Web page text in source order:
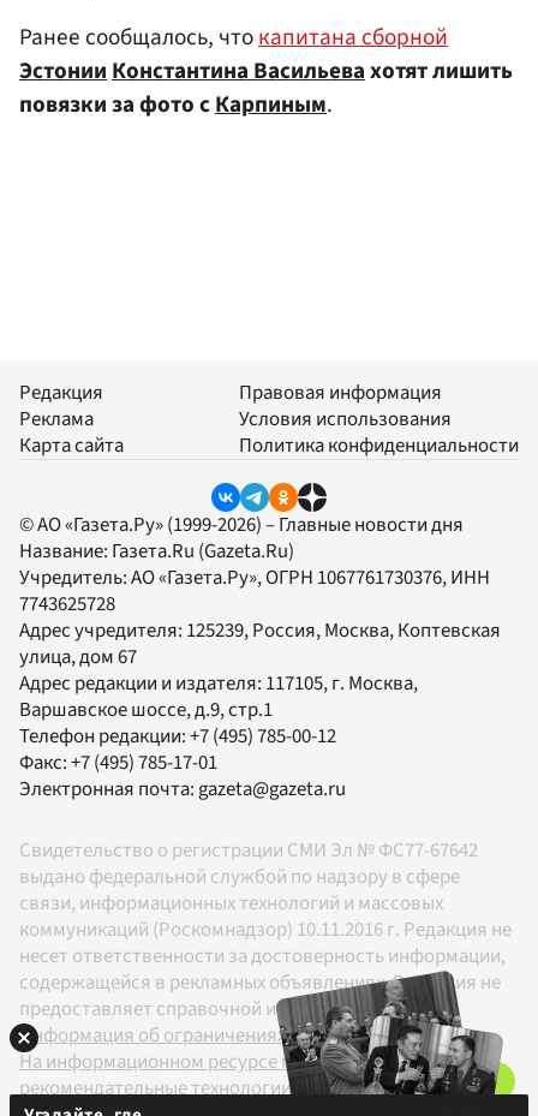
Ранее сообщалось, чтокапитана сборной
ЭстонииКонстантина Васильевахотят лишить
повязки за фото сКарпиным.
Редакция
Реклама
Карта сайта
Правовая информация
Условия использования
Политика конфиденциальности
© АО «Газета.Ру» (1999-2026) – Главные новости дня
Название: Газета.Ru (Gazeta.Ru)
Учредитель:АО «Газета.Ру», ОГРН 1067761730376, ИНН
7743625728
Адрес учредителя: 125239, Россия, Москва, Коптевская
улица, дом 67
Адрес редакции и издателя: 117105, г. Москва,
Варшавское шоссе, д.9, стр.1
Телефон редакции:+7 (495) 785-00-12
Факс:+7 (495) 785-17-01
Электронная почта: gazeta@gazeta.ru
Свидетельство о регистрации СМИ Эл № ФС77-67642
выдано федеральной службой по надзору в сфере
связи, информационных технологий и массовых
коммуникаций (Роскомнадзор) 10.11.2016 г. Редакция не
несет ответственности за достоверность информации,
содержащейся в рекламных объявлениях. Редакция не
предоставляет справочной информации.
Информация об ограничениях
На информационном ресурсе применяются
рекомендательные технологии в соответствии с